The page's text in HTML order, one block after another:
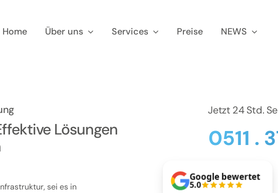
Home Über uns Services Preise NEWS
Lösungen
sei es in
Jetzt 24 Std.
0511 .
Google bewertet
5.0